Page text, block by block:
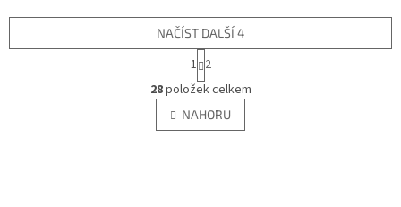
O
v
l
á
NAČÍST DALŠÍ 4
S
t
r
á
n
k
1 2
28položek celkem
NAHORU